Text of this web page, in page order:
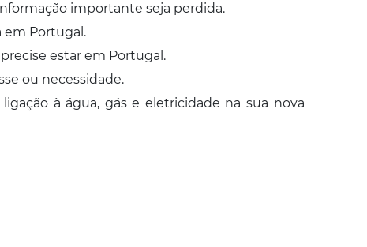
importante seja perdida.
em Portugal.
estar em Portugal.
ou necessidade.
à água, gás e eletricidade na sua nova